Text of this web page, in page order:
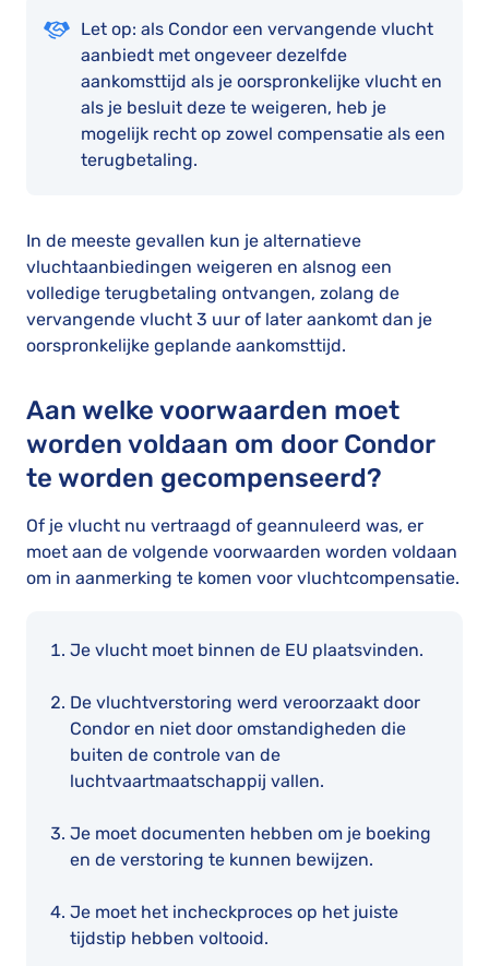
Let op: als Condor een vervangende vlucht
aanbiedt met ongeveer dezelfde
aankomsttijd als je oorspronkelijke vlucht en
als je besluit deze te weigeren, heb je
mogelijk recht op zowel compensatie als een
terugbetaling.
In de meeste gevallen kun je alternatieve
vluchtaanbiedingen weigeren en alsnog een
volledige terugbetaling ontvangen, zolang de
vervangende vlucht 3 uur of later aankomt dan je
oorspronkelijke geplande aankomsttijd.
Aan welke voorwaarden moet
worden voldaan om door Condor
te worden gecompenseerd?
Of je vlucht nu vertraagd of geannuleerd was, er
moet aan de volgende voorwaarden worden voldaan
om in aanmerking te komen voor vluchtcompensatie.
Je vlucht moet binnen de EU plaatsvinden.
De vluchtverstoring werd veroorzaakt door
Condor en niet door omstandigheden die
buiten de controle van de
luchtvaartmaatschappij vallen.
Je moet documenten hebben om je boeking
en de verstoring te kunnen bewijzen.
Je moet het incheckproces op het juiste
tijdstip hebben voltooid.